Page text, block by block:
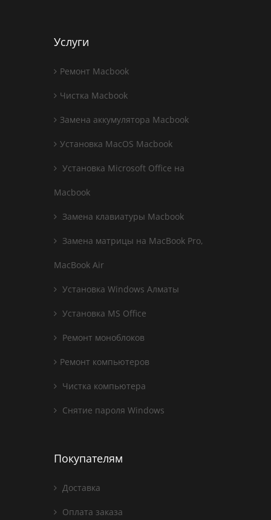
Услуги
Ремонт Macbook
Чистка Macbook
Замена аккумулятора Macbook
Установка MacOS Macbook
Установка Microsoft Office на
Macbook
Замена клавиатуры Macbook
Замена матрицы на MacBook Pro,
MacBook Air
Установка Windows Алматы
Установка MS Office
Ремонт моноблоков
Ремонт компьютеров
Чистка компьютера
Снятие пароля Windows
Покупателям
Доставка
Оплата заказа